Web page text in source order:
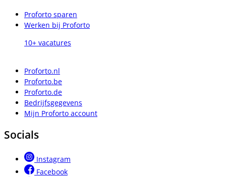
Proforto sparen
Werken bij Proforto
10+ vacatures
Proforto.nl
Proforto.be
Proforto.de
Bedrijfsgegevens
Mijn Proforto account
Socials
Instagram
Facebook